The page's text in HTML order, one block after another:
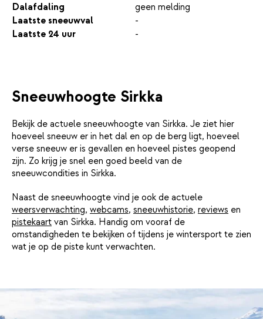
Dalafdaling
geen melding
Laatste sneeuwval
-
Laatste 24 uur
-
Sneeuwhoogte Sirkka
Bekijk de actuele sneeuwhoogte van Sirkka. Je ziet hier
hoeveel sneeuw er in het dal en op de berg ligt, hoeveel
verse sneeuw er is gevallen en hoeveel pistes geopend
zijn. Zo krijg je snel een goed beeld van de
sneeuwcondities in Sirkka.
Naast de sneeuwhoogte vind je ook de actuele
weersverwachting, webcams, sneeuwhistorie, reviews en
pistekaart van Sirkka. Handig om vooraf de
omstandigheden te bekijken of tijdens je wintersport te zien
wat je op de piste kunt verwachten.